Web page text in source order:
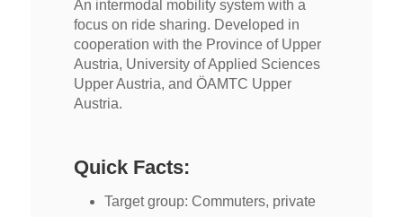
An intermodal mobility system with a
focus on ride sharing. Developed in
cooperation with the Province of Upper
Austria, University of Applied Sciences
Upper Austria, and ÖAMTC Upper
Austria.
Quick Facts:
Target group: Commuters, private